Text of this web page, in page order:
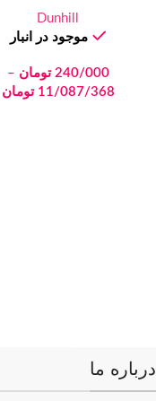
Dunhill
موجود در انبار
240/000 تومان –
11/087/368 تومان
درباره ما